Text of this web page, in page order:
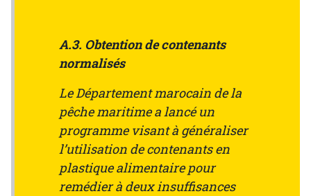
A.3. Obtention de contenants
normalisés
Le Département marocain de la
pêche maritime a lancé un
programme visant à généraliser
l’utilisation de contenants en
plastique alimentaire pour
remédier à deux insuffisances